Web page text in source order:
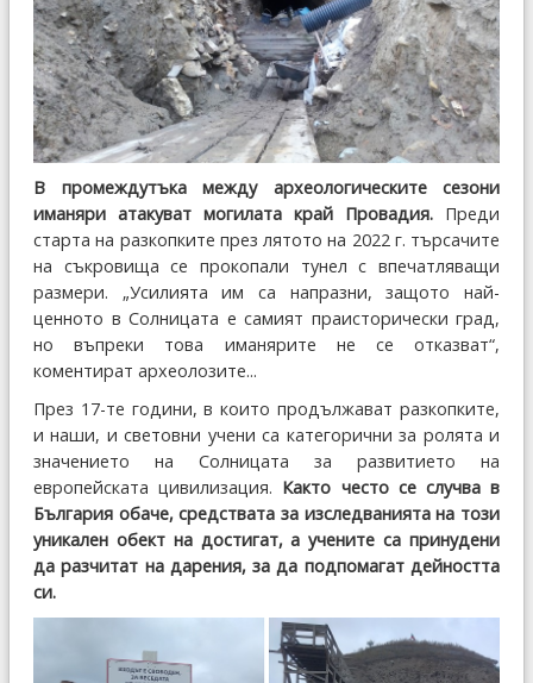
В промеждутъка между археологическите сезони
иманяри атакуват могилата край Провадия. Преди
старта на разкопките през лятото на 2022 г. търсачите
на съкровища се прокопали тунел с впечатляващи
размери. „Усилията им са напразни, защото най-
ценното в Солницата е самият праисторически град,
но въпреки това иманярите не се отказват“,
коментират археолозите...
През 17-те години, в които продължават разкопките,
и наши, и световни учени са категорични за ролята и
значението на Солницата за развитието на
европейската цивилизация. Както често се случва в
България обаче, средствата за изследванията на този
уникален обект на достигат, а учените са принудени
да разчитат на дарения, за да подпомагат дейността
си.